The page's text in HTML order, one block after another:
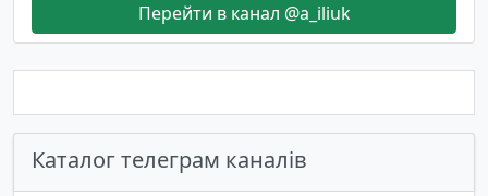
Перейти в канал @a_iliuk
Каталог телеграм каналів